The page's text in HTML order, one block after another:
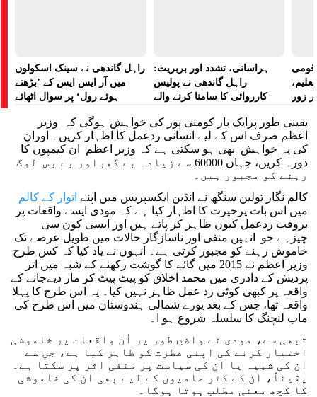
راہل گاندھی نے سینک اسکولوں
میں آر ایس ایس کے ’بڑھتے
ہوئے رول‘ پر سوال اٹھائے
ہراسانی، تشدد اور بربریت:
راہل گاندھی نے پولیس
کارروائی کا سامنا کرنے والے
قومی
زور
یقینی طور پرایک بار کومنی پور کی خواہش ہوگی کہ وزیر
اعظم صرف اس کے لیے انسانی ردعمل کا اظہار کریں۔ اوران
کی یہ خواہش بھی ہو سکتی ہے کہ وزیر اعظم ان کیمپوں کا
دورہ کریں، جہاں 60000 سے زیادہ بے گھراور بے بس لوگ
رہنے کو مجبور ہیں۔
کالم نگار تولین سنگھ نے انڈین ایکسپریس میں اپنے اتوار کے کالم
میں اس بات پرحیرت کا اظہار کیا ہے کہ مودی ایسے واقعات پر
بروقت ردعمل کیوں ظاہر کر پاتے ہیں اور ایسی کون سی
چیزہے جو انہیں منفی اور ناسازگار حالات میں طویل عرصے تک
خاموش رہنے کو مجبور کرتی ہے۔ انہوں نے یاد کیا کہ کس طرح
وزیر اعظم نے 2015 میں گائے کا گوشت رکھنے کے شبہ میں اتر
پردیش کے دادری میں محمد اخلاق کو پیٹ پیٹ کر مار دیےجانے کے
واقعہ پر کبھی کوئی رد عمل ظاہر نہیں کیا۔ یہ اس طرح کا پہلا
واقعہ تھا، جس کے بعد پورے شمالی ہندوستان میں اس طرح کی
ماب لنچنگ کا سلسلہ شروع ہو ا۔
تبھی سے، مودی نے واضح طور پر اُن واقعات پر خاموشی
اختیار کرنے کی اپنی فطرت کو ظاہر کیا ہے، جن سے
ان کی شبیہ یا ان کی سیاست پر منفی اثر پر سکتا ہے۔
یقیناً، ان کے کٹر حامیوں کے لیے بھی ان کی خاموشی
کا کچھ معنی مطلب ہوتا ہوگا۔